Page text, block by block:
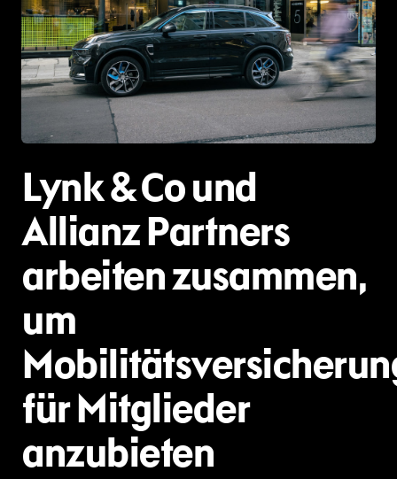
Lynk & Co und
Allianz Partners
arbeiten zusammen,
um
für Mitglieder
anzubieten